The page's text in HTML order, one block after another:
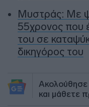
Μυστράς: Με
55χρονος που
του σε
δικηγόρος του
και μάθετε